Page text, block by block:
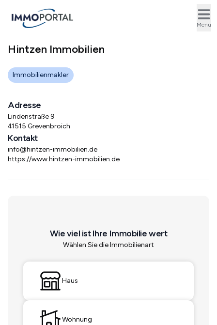
Menü
Hintzen Immobilien
Immobilienmakler
Adresse
Lindenstraße 9
41515 Grevenbroich
Kontakt
info@hintzen-immobilien.de
https://www.hintzen-immobilien.de
Wie viel ist Ihre Immobilie wert
Wählen Sie die Immobilienart
Haus
Wohnung